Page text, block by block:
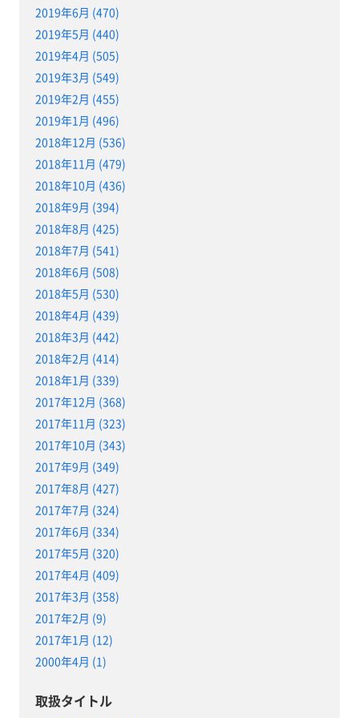
2019年6月 (470)
2019年5月 (440)
2019年4月 (505)
2019年3月 (549)
2019年2月 (455)
2019年1月 (496)
2018年12月 (536)
2018年11月 (479)
2018年10月 (436)
2018年9月 (394)
2018年8月 (425)
2018年7月 (541)
2018年6月 (508)
2018年5月 (530)
2018年4月 (439)
2018年3月 (442)
2018年2月 (414)
2018年1月 (339)
2017年12月 (368)
2017年11月 (323)
2017年10月 (343)
2017年9月 (349)
2017年8月 (427)
2017年7月 (324)
2017年6月 (334)
2017年5月 (320)
2017年4月 (409)
2017年3月 (358)
2017年2月 (9)
2017年1月 (12)
2000年4月 (1)
取扱タイトル